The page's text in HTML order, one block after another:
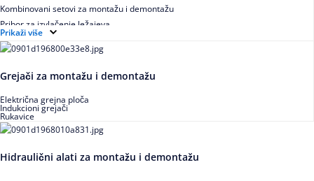
Kombinovani setovi za montažu i demontažu
Pribor za izvlačenje ležajeva
Prikaži više
Grejači za montažu i demontažu
Električna grejna ploča
Indukcioni grejači
Rukavice
Hidraulični alati za montažu i demontažu